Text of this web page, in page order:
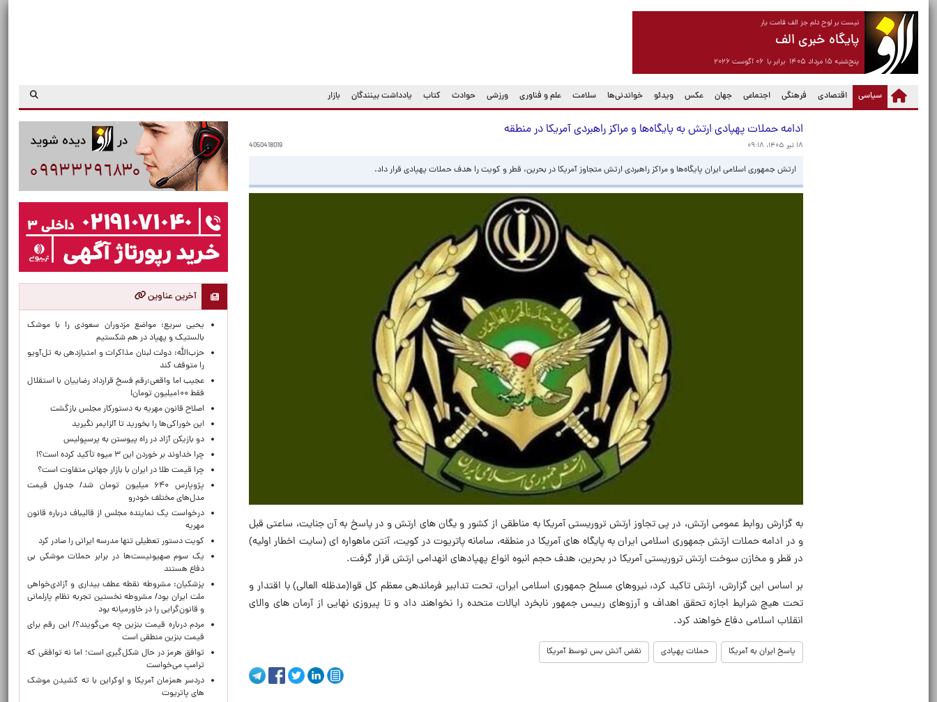
نیست بر لوح دلم جز الف قامت یار
پایگاه خبری الف
پنج‌شنبه ۱۵ مرداد ۱۴۰۵ برابر با ۰۶ آگوست ۲۰۲۶
سیاسی
(current) اقتصادی فرهنگی اجتماعی جهان عکس ویدئو خواندنی‌ها سلامت علم و فناوری ورزشی حوادث کتاب یادداشت بینندگان بازار
ادامه حملات پهپادی ارتش به پایگاه‌ها و مراکز راهبردی آمریکا در منطقه
۱۸ تیر ۱۴۰۵، ۰۹:۱۸ 4050418019
ارتش جمهوری اسلامی ایران پایگاه‌ها و مراکز راهبردی ارتش متجاوز آمریکا در بحرین، قطر و کویت را هدف حملات پهپادی قرار داد.
به گزارش روابط عمومی ارتش، در پی تجاوز ارتش تروریستی آمریکا به مناطقی از کشور و یگان های ارتش و در پاسخ به آن جنایت، ساعتی قبل
و در ادامه حملات ارتش جمهوری اسلامی ایران به پایگاه های آمریکا در منطقه، سامانه پاتریوت در کویت، آنتن ماهواره ای (سایت اخطار اولیه)
در قطر و مخازن سوخت ارتش تروریستی آمریکا در بحرین، هدف حجم انبوه انواع پهپادهای انهدامی ارتش قرار گرفت.
بر اساس این گزارش، ارتش تاکید کرد، نیروهای مسلح جمهوری اسلامی ایران، تحت تدابیر فرماندهی معظم کل قوا(مدظله العالی) با اقتدار و
تحت هیچ شرایط اجازه تحقق اهداف و آرزوهای رییس جمهور نابخرد ایالات متحده را نخواهند داد و تا پیروزی نهایی از آرمان های والای
انقلاب اسلامی دفاع خواهند کرد.
پاسخ ایران به آمریکا حملات پهپادی نقض آتش بس توسط آمریکا
آخرین عناوین
یحیی سریع: مواضع مزدوران سعودی را با موشک
بالستیک و پهپاد در هم شکستیم
حزب‌الله: دولت لبنان مذاکرات و امتیازدهی به تل‌آویو
را متوقف کند
عجیب اما واقعی:رقم فسخ قرارداد رضاییان با استقلال
فقط ۱۰۰میلیون تومان!
اصلاح قانون مهریه به دستورکار مجلس بازگشت
این خوراکی‌ها را بخورید تا آلزایمر نگیرید
دو بازیکن آزاد در راه پیوستن به پرسپولیس
چرا خداوند بر خوردن این ۳ میوه تأکید کرده است؟!
چرا قیمت طلا در ایران با بازار جهانی متفاوت است؟
پژوپارس ۶۴۰ میلیون تومان شد/ جدول قیمت
مدل‌های مختلف خودرو
درخواست یک نماینده مجلس از قالیباف درباره قانون
مهریه
کویت دستور تعطیلی تنها مدرسه ایرانی را صادر کرد
یک‌ سوم صهیونیست‌ها در برابر حملات موشکی بی
دفاع هستند
پزشکیان: مشروطه نقطه عطف بیداری و آزادی‌خواهی
ملت ایران بود/ مشروطه نخستین تجربه نظام پارلمانی
و قانون‌گرایی را در خاورمیانه بود
مردم درباره قیمت بنزین چه می‌گویند؟/ این رقم برای
قیمت بنزین منطقی است
توافق هرمز در حال شکل‌گیری است؛ اما نه توافقی که
ترامپ می‌خواست
دردسر همزمان آمریکا و اوکراین با ته کشیدن موشک
های پاتریوت